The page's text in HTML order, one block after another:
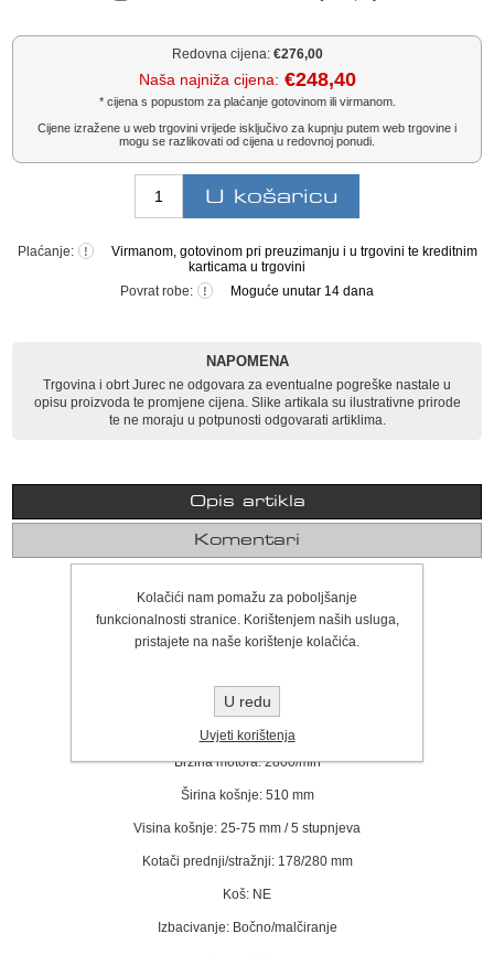
Redovna cijena: €276,00
Naša najniža cijena: €248,40
* cijena s popustom za plaćanje gotovinom ili virmanom.
Cijene izražene u web trgovini vrijede isključivo za kupnju putem web trgovine i
mogu se razlikovati od cijena u redovnoj ponudi.
Plaćanje: !
Virmanom, gotovinom pri preuzimanju i u trgovini te kreditnim
karticama u trgovini
Povrat robe:
! Moguće unutar 14 dana
NAPOMENA
Trgovina i obrt Jurec ne odgovara za eventualne pogreške nastale u
opisu proizvoda te promjene cijena. Slike artikala su ilustrativne prirode
te ne moraju u potpunosti odgovarati artiklima.
Opis artikla
Komentari
Model: HDM-50PL
Pogon: NE
Zapremnina: 173cm³
Snaga motora: 3 kW/ 4 KS
Brzina motora: 2800/min
Širina košnje: 510 mm
Visina košnje: 25-75 mm / 5 stupnjeva
Kotači prednji/stražnji: 178/280 mm
Koš: NE
Izbacivanje: Bočno/malčiranje
Kolačići nam pomažu za poboljšanje
funkcionalnosti stranice. Korištenjem naših usluga,
pristajete na naše korištenje kolačića.
U redu
Uvjeti korištenja